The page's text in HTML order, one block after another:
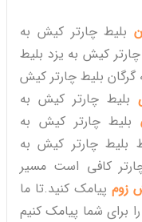
بلیط چارتر کیش به
کیش به یزد بلیط
بلیط چارتر کیش
بلیط چارتر کیش به
بلیط چارتر کیش به
بلیط چارتر کیش به
کافی است مسیر
زومپیامک کنید.تا ما
را برای شما پیامک کنیم